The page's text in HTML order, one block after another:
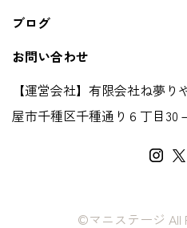
ブログ
お問い合わせ
【運営会社】有限会社ね夢
屋市千種区千種通り６丁目30
©マニステージ All